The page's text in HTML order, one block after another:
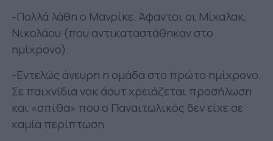
-Πολλά λάθη ο Μανρίκε. Άφαντοι οι Μίχαλακ,
Νικολάου (που αντικαταστάθηκαν στο
ημίχρονο).
-Εντελώς άνευρη η ομάδα στο πρώτο ημίχρονο.
Σε παιχνίδια νοκ άουτ χρειάζεται προσήλωση
και «σπίθα» που ο Παναιτωλικός δεν είχε σε
καμία περίπτωση.